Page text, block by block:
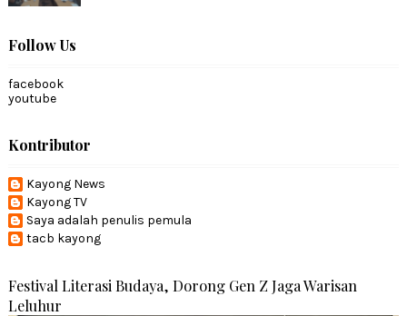
Follow Us
facebook
youtube
Kontributor
Kayong News
Kayong TV
Saya adalah penulis pemula
tacb kayong
Festival Literasi Budaya, Dorong Gen Z Jaga Warisan
Leluhur